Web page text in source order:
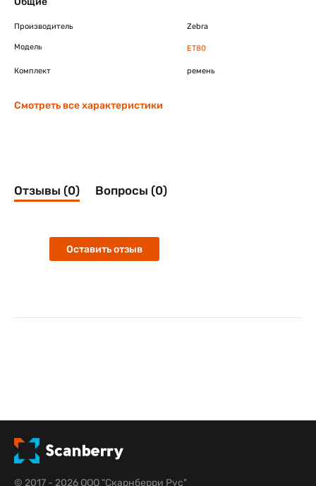
Производитель Zebra
Модель ET80
Комплект ремень
Смотреть все характеристики
Отзывы (0) Вопросы (0)
Оставить отзыв
© 2017 - 2026 ООО "Скарнберри Рус"